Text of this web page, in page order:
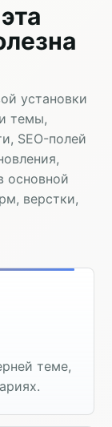
установки
темы,
SEO-полей
основной
верстки,
теме,